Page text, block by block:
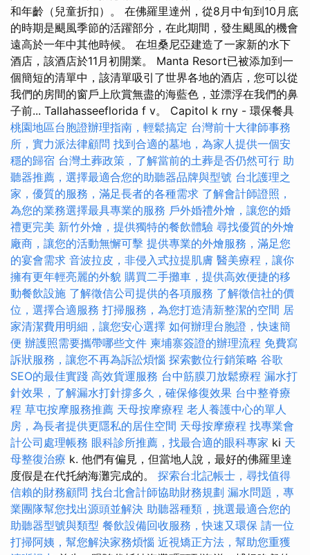
和年齡（兒童折扣）。 在佛羅里達州，從8月中旬到10月底
的時期是颶風季節的活躍部分，在此期間，發生颶風的機會
遠高於一年中其他時候。 在坦桑尼亞建造了一家新的水下
酒店，該酒店於11月初開業。 Manta Resort已被添加到一
個簡短的清單中，該清單吸引了世界各地的酒店，您可以從
我們的房間的窗戶上欣賞無盡的海藍色，並漂浮在我們的鼻
子前... Tallahasseeflorida f v。 Capitol k rny - 環保餐具
桃園地區台胞證辦理指南，輕鬆搞定 台灣前十大律師事務
所，實力派法律顧問 找到合適的墓地，為家人提供一個安
穩的歸宿 台灣土葬政策，了解當前的土葬是否仍然可行 助
聽器推薦，選擇最適合您的助聽器品牌與型號 台北護理之
家，優質的服務，滿足長者的各種需求 了解會計師證照，
為您的業務選擇最具專業的服務 戶外婚禮外燴，讓您的婚
禮更完美 新竹外燴，提供獨特的餐飲體驗 尋找優質的外燴
廠商，讓您的活動無懈可擊 提供專業的外燴服務，滿足您
的宴會需求 音波拉皮，非侵入式拉提肌膚 醫美療程，讓你
擁有更年輕亮麗的外貌 購買二手攤車，提供高效便捷的移
動餐飲設施 了解徵信公司提供的各項服務 了解徵信社的價
位，選擇合適服務 打掃服務，為您打造清新整潔的空間 居
家清潔費用明細，讓您安心選擇 如何辦理台胞證，快速簡
便 辦護照需要攜帶哪些文件 柬埔寨簽證的辦理流程 免費寫
訴狀服務，讓您不再為訴訟煩惱 探索數位行銷策略 谷歌
SEO的最佳實踐 高效貨運服務 台中筋膜刀放鬆療程 漏水打
針效果，了解漏水打針撐多久，確保修復效果 台中整脊療
程 草屯按摩服務推薦 天母按摩療程 老人養護中心的單人
房，為長者提供更隱私的居住空間 天母按摩療程 找專業會
計公司處理帳務 眼科診所推薦，找最合適的眼科專家 ki 天
母整復治療 k. 他們有偏見，但當地人說，最好的佛羅里達
度假是在代托納海灘完成的。 探索台北記帳士，尋找值得
信賴的財務顧問 找台北會計師協助財務規劃 漏水問題，專
業團隊幫您找出源頭並解決 助聽器種類，挑選最適合您的
助聽器型號與類型 餐飲設備回收服務，快速又環保 請一位
打掃阿姨，幫您解決家務煩惱 近視矯正方法，幫助您重獲